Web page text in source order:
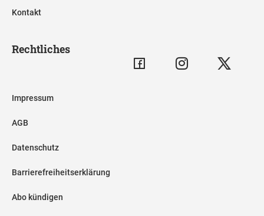
Kontakt
Rechtliches
Impressum
AGB
Datenschutz
Barrierefreiheitserklärung
Abo kündigen